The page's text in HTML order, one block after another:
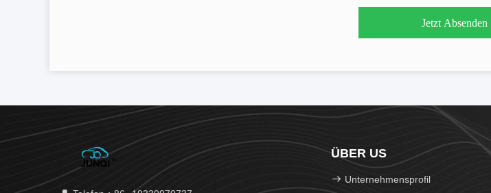
Jetzt Absenden
ÜBER US
Unternehmensprofil